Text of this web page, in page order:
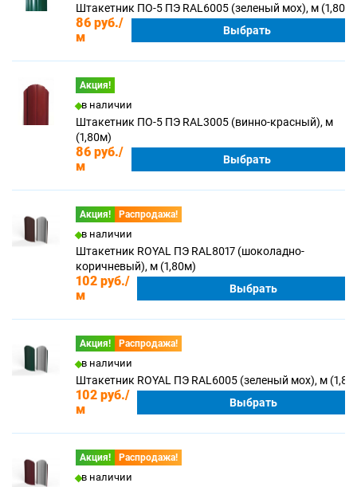
Штакетник ПО-5 ПЭ RAL6005 (зеленый мох), м (1,80м)
86 руб./
м
Выбрать
Акция!
в наличии
Штакетник ПО-5 ПЭ RAL3005 (винно-красный), м
(1,80м)
86 руб./
м
Выбрать
Акция! Распродажа!
в наличии
Штакетник ROYAL ПЭ RAL8017 (шоколадно-
коричневый), м (1,80м)
102 руб./
м
Выбрать
Акция! Распродажа!
в наличии
Штакетник ROYAL ПЭ RAL6005 (зеленый мох), м
102 руб./
м
Выбрать
Акция! Распродажа!
в наличии